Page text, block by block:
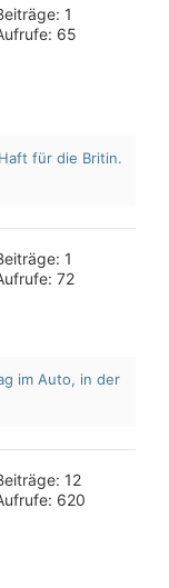
1
65
für die Britin.
1
72
im Auto, in der
12
620